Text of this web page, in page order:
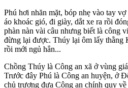
Phú hơi nhăn mặt, bóp nhẹ vào tay
áo khoác gió, đi giày, dắt xe ra rồi
phàn nàn vài câu nhưng biết là công
đừng lại được. Thúy lại ôm lấy thằng
rồi mới ngủ hẳn...
Chồng Thúy là Công an xã ở vùng
Trước đây Phú là Công an huyện, ở
chủ trương đưa Công an chính quy